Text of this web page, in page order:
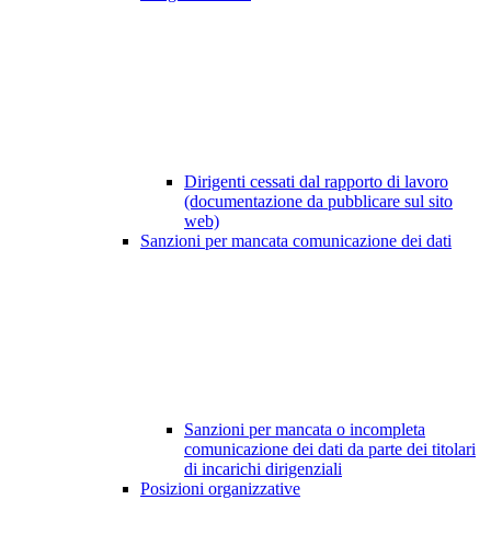
Dirigenti cessati dal rapporto di lavoro
(documentazione da pubblicare sul sito
web)
Sanzioni per mancata comunicazione dei dati
Sanzioni per mancata o incompleta
comunicazione dei dati da parte dei titolari
di incarichi dirigenziali
Posizioni organizzative